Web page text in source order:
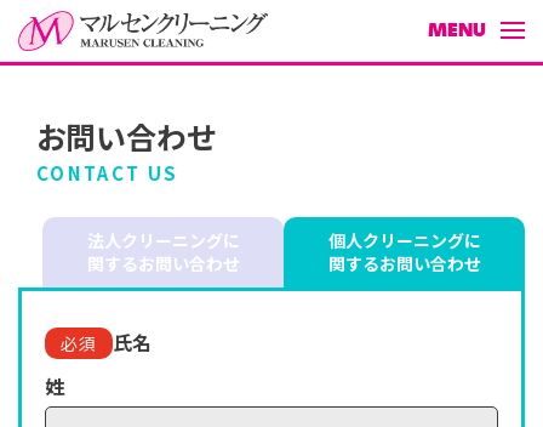
MENU
ホーム
企業情報
店舗情報
お問い合わせ
お知らせ
お問い合わせ
CONTACT US
法人クリーニングに
関するお問い合わせ
個人クリーニングに
関するお問い合わせ
必須
氏名
姓